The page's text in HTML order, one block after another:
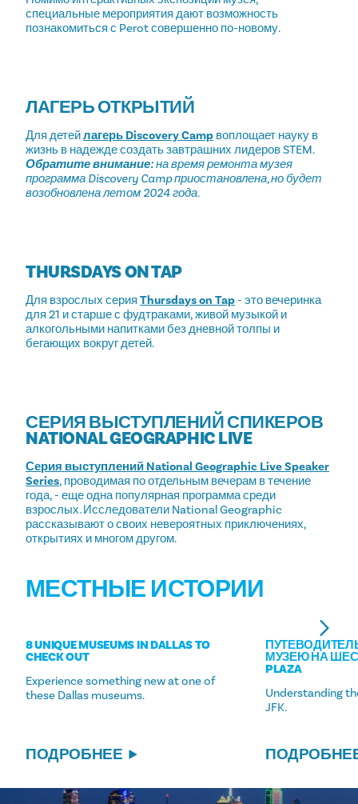
специальные мероприятия дают возможность
познакомиться с Perot совершенно по-новому.
ЛАГЕРЬ ОТКРЫТИЙ
Для детейлагерь Discovery Camp воплощает науку в
жизнь в надежде создать завтрашних лидеров STEM.
Обратите внимание:на время ремонта музея
программа Discovery Camp приостановлена, но будет
возобновлена летом 2024 года.
THURSDAYS ON TAP
Для взрослых серия Thursdays on Tap - это вечеринка
для 21 и старше с фудтраками, живой музыкой и
алкогольными напитками без дневной толпы и
бегающих вокруг детей.
СЕРИЯ ВЫСТУПЛЕНИЙ СПИКЕРОВ
NATIONAL GEOGRAPHIC LIVE
Серия выступлений National Geographic Live Speaker
Series, проводимая по отдельным вечерам в течение
года, - еще одна популярная программа среди
взрослых. Исследователи National Geographic
рассказывают о своих невероятных приключениях,
открытиях и многом другом.
МЕСТНЫЕ ИСТОРИИ
8 UNIQUE MUSEUMS IN DALLAS TO
CHECK OUT
Experience something new at one of
these Dallas museums.
ПОДРОБНЕЕ
МУЗЕЮ НА
PLAZA
Understanding
JFK.